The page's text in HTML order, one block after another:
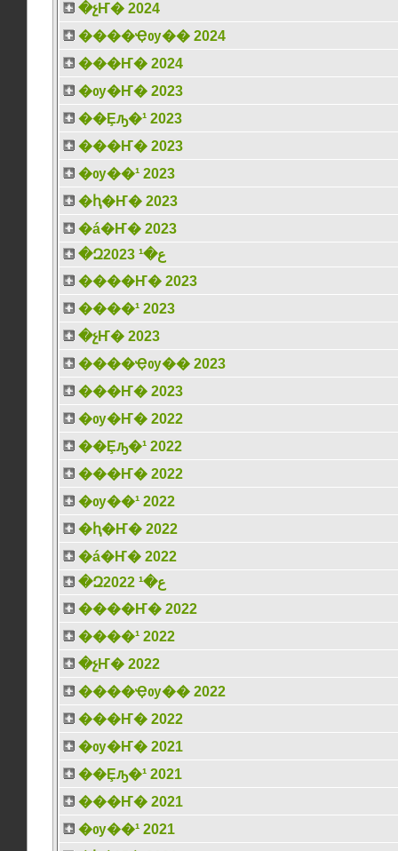
�չҤ� 2024
����Ҿѹ�� 2024
���Ҥ� 2024
�ѹ�Ҥ� 2023
��Ȩԡ�¹ 2023
���Ҥ� 2023
�ѹ��¹ 2023
�ԧ�Ҥ� 2023
�á�Ҥ� 2023
�Զع�¹ 2023
����Ҥ� 2023
����¹ 2023
�չҤ� 2023
����Ҿѹ�� 2023
���Ҥ� 2023
�ѹ�Ҥ� 2022
��Ȩԡ�¹ 2022
���Ҥ� 2022
�ѹ��¹ 2022
�ԧ�Ҥ� 2022
�á�Ҥ� 2022
�Զع�¹ 2022
����Ҥ� 2022
����¹ 2022
�չҤ� 2022
����Ҿѹ�� 2022
���Ҥ� 2022
�ѹ�Ҥ� 2021
��Ȩԡ�¹ 2021
���Ҥ� 2021
�ѹ��¹ 2021